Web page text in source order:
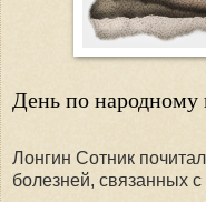
День по
Лонгин Сотник
болезней, связанных